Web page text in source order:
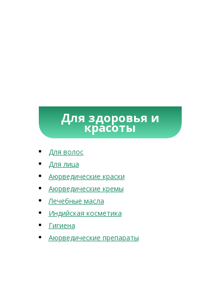
Для здоровья и
красоты
Для волос
Для лица
Аюрведические краски
Аюрведические кремы
Лечебные масла
Индийская косметика
Гигиена
Аюрведические препараты